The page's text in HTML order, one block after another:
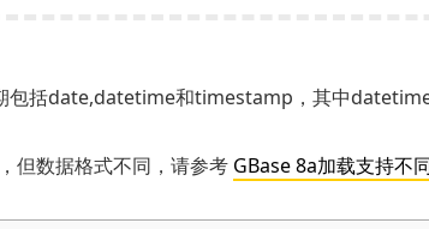
括date,datetime和timestamp，其中datetime
但数据格式不同，请参考 GBase 8a加载支持不